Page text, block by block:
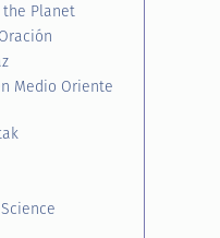
Planet
Medio Oriente